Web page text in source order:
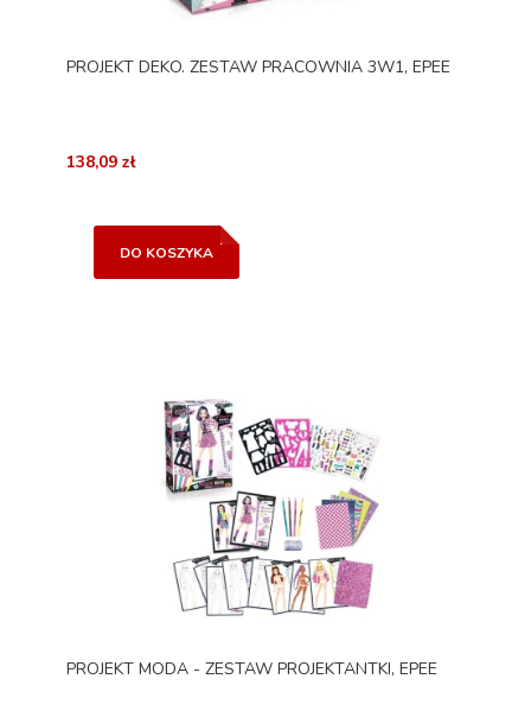
PROJEKT DEKO. ZESTAW PRACOWNIA 3W1, EPEE
138,09 zł
DO KOSZYKA
PROJEKT MODA - ZESTAW PROJEKTANTKI, EPEE